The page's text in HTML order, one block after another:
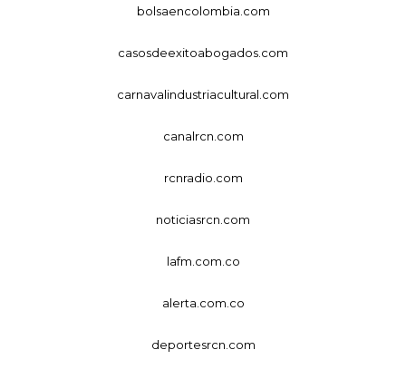
bolsaencolombia.com
casosdeexitoabogados.com
carnavalindustriacultural.com
canalrcn.com
rcnradio.com
noticiasrcn.com
lafm.com.co
alerta.com.co
deportesrcn.com